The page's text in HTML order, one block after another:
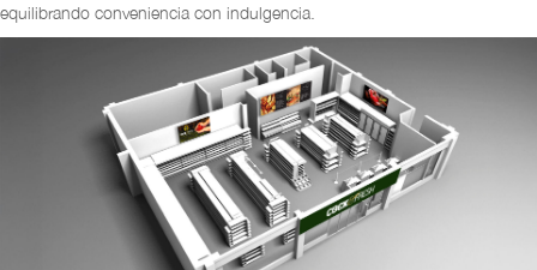
equilibrando conveniencia con indulgencia.